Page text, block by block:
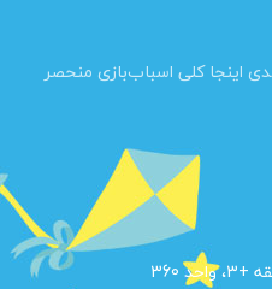
اینجا کلی اسباب‌بازی منحصر
360